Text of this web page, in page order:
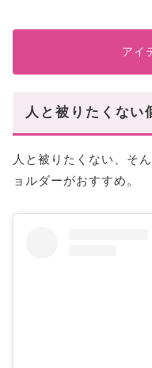
アイ
人と被りたくない
人と被りたくない、そ
ョルダーがおすすめ。